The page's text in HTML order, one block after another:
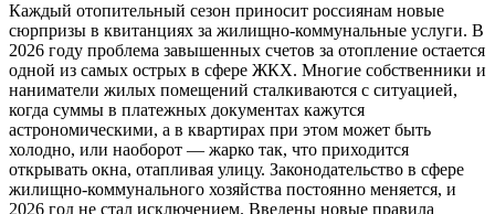
Каждый отопительный сезон приносит россиянам новые
сюрпризы в квитанциях за жилищно-коммунальные услуги. В
2026 году проблема завышенных счетов за отопление остается
одной из самых острых в сфере ЖКХ. Многие собственники и
наниматели жилых помещений сталкиваются с ситуацией,
когда суммы в платежных документах кажутся
астрономическими, а в квартирах при этом может быть
холодно, или наоборот — жарко так, что приходится
открывать окна, отапливая улицу. Законодательство в сфере
жилищно-коммунального хозяйства постоянно меняется, и
2026 год не стал исключением. Введены новые правила